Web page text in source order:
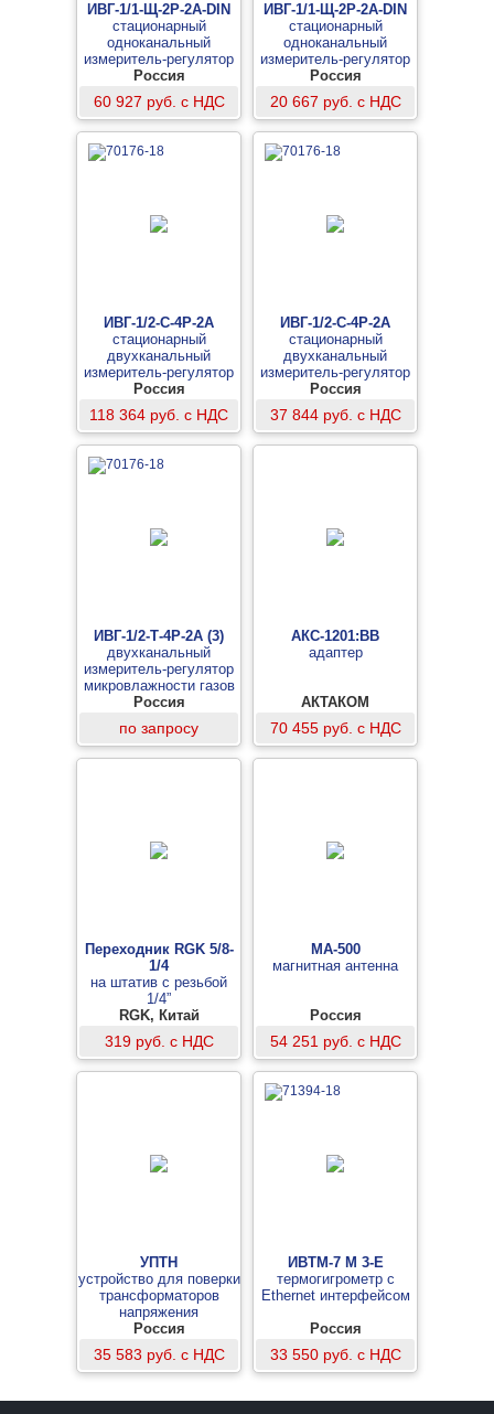
ИВГ-1/1-Щ-2Р-2А-DIN
стационарный
одноканальный
измеритель-регулятор
микровлажности газов в
щитовом исполнении
(базовый комплект
измерительного блока и
преобразователя
ИПВТ-08-01-Д1)
Россия
60 927 руб. с НДС
ИВГ-1/1-Щ-2Р-2А-DIN
стационарный
одноканальный
измеритель-регулятор
микровлажности газов в
щитовом исполнении
(измерительный блок)
Россия
20 667 руб. с НДС
ИВГ-1/2-С-4Р-2А
стационарный
двухканальный
измеритель-регулятор
микровлажности газов
(базовый комплект
измерительного блока и
2-х преобразователей
ИПВТ-08-01-Д1-М20х1,5
с камерой М8х1)
Россия
118 364 руб. с НДС
ИВГ-1/2-С-4Р-2А
стационарный
двухканальный
измеритель-регулятор
микровлажности газов
(измерительный блок)
Россия
37 844 руб. с НДС
ИВГ-1/2-Т-4Р-2А (3)
двухканальный
измеритель-регулятор
микровлажности газов
(измерительный блок, 4
выхода, дисплей 3
дюйма)
Россия
по запросу
АКС-1201:ВВ
адаптер
АКТАКОМ
70 455 руб. с НДС
Переходник RGK 5/8-
1/4
на штатив с резьбой
1/4”
RGK, Китай
319 руб. с НДС
МА-500
магнитная антенна
Россия
54 251 руб. с НДС
УПТН
устройство для поверки
трансформаторов
напряжения
Россия
35 583 руб. с НДС
ИВТМ-7 М 3-E
термогигрометр с
Ethernet интерфейсом
Россия
33 550 руб. с НДС